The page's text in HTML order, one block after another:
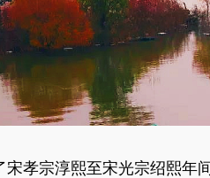
孝宗淳熙至宋光宗绍熙年